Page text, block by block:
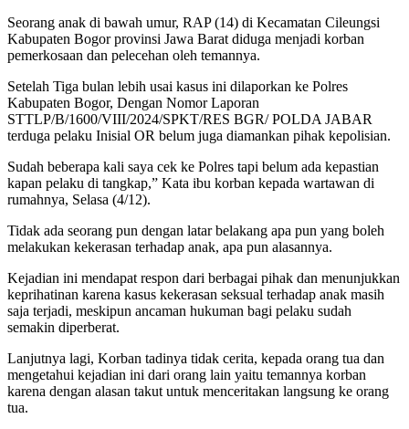
Seorang anak di bawah umur, RAP (14) di Kecamatan Cileungsi
Kabupaten Bogor provinsi Jawa Barat diduga menjadi korban
pemerkosaan dan pelecehan oleh temannya.
Setelah Tiga bulan lebih usai kasus ini dilaporkan ke Polres
Kabupaten Bogor, Dengan Nomor Laporan
STTLP/B/1600/VIII/2024/SPKT/RES BGR/ POLDA JABAR
terduga pelaku Inisial OR belum juga diamankan pihak kepolisian.
Sudah beberapa kali saya cek ke Polres tapi belum ada kepastian
kapan pelaku di tangkap,” Kata ibu korban kepada wartawan di
rumahnya, Selasa (4/12).
Tidak ada seorang pun dengan latar belakang apa pun yang boleh
melakukan kekerasan terhadap anak, apa pun alasannya.
Kejadian ini mendapat respon dari berbagai pihak dan menunjukkan
keprihatinan karena kasus kekerasan seksual terhadap anak masih
saja terjadi, meskipun ancaman hukuman bagi pelaku sudah
semakin diperberat.
Lanjutnya lagi, Korban tadinya tidak cerita, kepada orang tua dan
mengetahui kejadian ini dari orang lain yaitu temannya korban
karena dengan alasan takut untuk menceritakan langsung ke orang
tua.